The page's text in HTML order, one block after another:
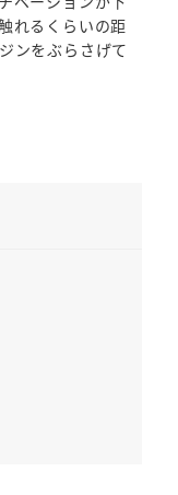
れるくらいの距
ンをぶらさげて